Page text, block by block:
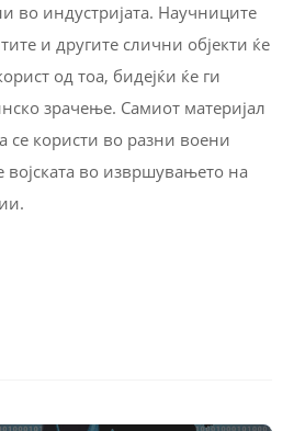
во индустријата. Научниците
и другите слични објекти ќе
од тоа, бидејќи ќе ги
зрачење. Самиот материјал
се користи во разни воени
војската во извршувањето на